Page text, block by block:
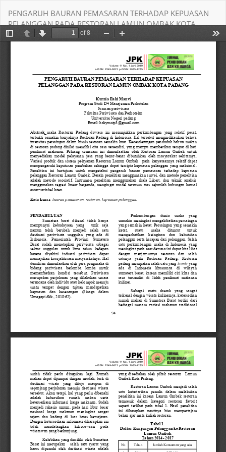
Article
Details
PENGARUH BAURAN PEMASARAN TERHADAP KEPUASAN
PELANGGAN PADA RESTORAN LAMUN OMBAK KOTA
PADANG
Download
Download PDF